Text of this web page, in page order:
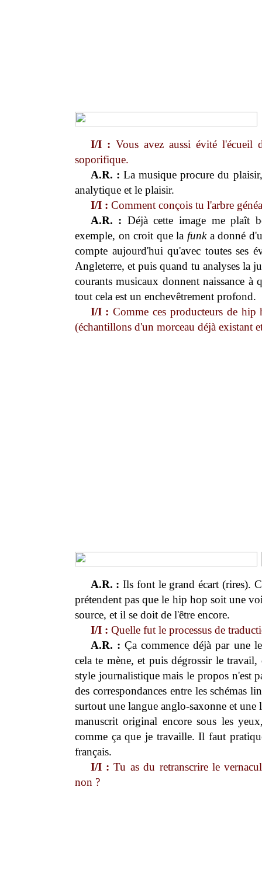
I/I : Vous avez aussi évité l'écueil
soporifique.
A.R. : La musique procure du
analytique et le plaisir.
I/I : Comment conçois tu l'arbre
A.R. : Déjà cette image me plaît
exemple, on croit que la funka donné
compte aujourd'hui qu'avec toutes ses
Angleterre, et puis quand tu analyses la
courants musicaux donnent naissance
tout cela est un enchevêtrement profond.
I/I :Comme ces producteurs de
(échantillons d'un morceau déjà existant
A.R. : Ils font le grand écart (rires).
prétendent pas que le hip hop soit une
source, et il se doit de l'être encore.
I/I : Quelle fut le processus de
A.R. : Ça commence déjà par une
cela te mène, et puis dégrossir le
style journalistique mais le propos n'est
des correspondances entre les schémas
surtout une langue anglo-saxonne et
manuscrit original encore sous les
comme ça que je travaille. Il faut
français.
I/I : Tu as du retranscrire le
non ?